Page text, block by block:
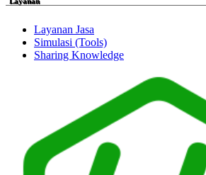
Layanan Jasa
Simulasi (Tools)
Sharing Knowledge